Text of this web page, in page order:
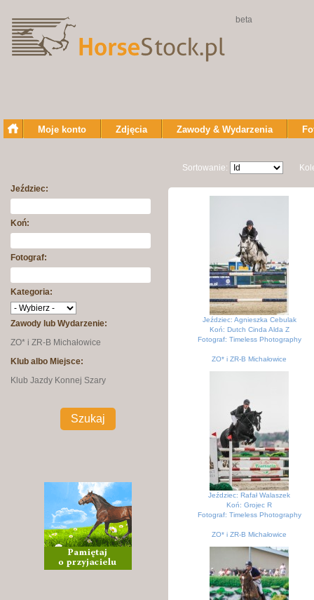
beta
Moje konto Zdjęcia Zawody & Wydarzenia
Jeździec:
Koń:
Fotograf:
Kategoria:
Zawody lub Wydarzenie:
ZO* i ZR-B Michałowice
Klub albo Miejsce:
Klub Jazdy Konnej Szary
Sortowanie:
Jeździec: Agnieszka Cebulak
Koń: Dutch Cinda Alda Z
Fotograf: Timeless Photography
ZO* i ZR-B Michałowice
Jeździec: Rafał Walaszek
Koń: Grojec R
Fotograf: Timeless Photography
ZO* i ZR-B Michałowice